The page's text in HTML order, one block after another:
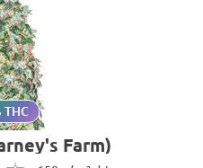
THC
Farm)
650 g/ m² drinnen